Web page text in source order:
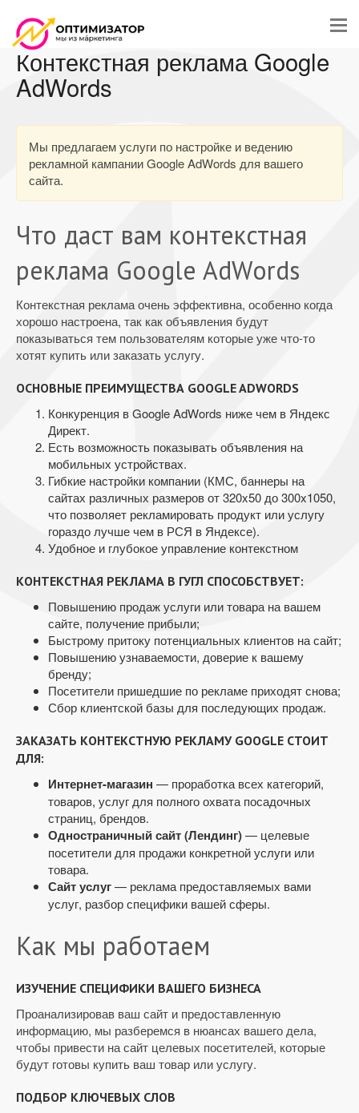
Контекстная реклама Google
AdWords
Мы предлагаем услуги по настройке и ведению
рекламной кампании Google AdWords для вашего
сайта.
Что даст вам контекстная
реклама Google AdWords
Контекстная реклама очень эффективна, особенно когда
хорошо настроена, так как объявления будут
показываться тем пользователям которые уже что-то
хотят купить или заказать услугу.
ОСНОВНЫЕ ПРЕИМУЩЕСТВА GOOGLE ADWORDS
Конкуренция в Google AdWords ниже чем в Яндекс
Директ.
Есть возможность показывать объявления на
мобильных устройствах.
Гибкие настройки компании (КМС, баннеры на
сайтах различных размеров от 320x50 до 300x1050,
что позволяет рекламировать продукт или услугу
гораздо лучше чем в РСЯ в Яндексе).
Удобное и глубокое управление контекстном
КОНТЕКСТНАЯ РЕКЛАМА В ГУГЛ СПОСОБСТВУЕТ:
Повышению продаж услуги или товара на вашем
сайте, получение прибыли;
Быстрому притоку потенциальных клиентов на сайт;
Повышению узнаваемости, доверие к вашему
бренду;
Посетители пришедшие по рекламе приходят снова;
Сбор клиентской базы для последующих продаж.
ЗАКАЗАТЬ КОНТЕКСТНУЮ РЕКЛАМУ GOOGLE СТОИТ
ДЛЯ:
Интернет-магазин — проработка всех категорий,
товаров, услуг для полного охвата посадочных
страниц, брендов.
Одностраничный сайт (Лендинг)— целевые
посетители для продажи конкретной услуги или
товара.
Сайт услуг— реклама предоставляемых вами
услуг, разбор специфики вашей сферы.
Как мы работаем
ИЗУЧЕНИЕ СПЕЦИФИКИ ВАШЕГО БИЗНЕСА
Проанализировав ваш сайт и предоставленную
информацию, мы разберемся в нюансах вашего дела,
чтобы привести на сайт целевых посетителей, которые
будут готовы купить ваш товар или услугу.
ПОДБОР КЛЮЧЕВЫХ СЛОВ